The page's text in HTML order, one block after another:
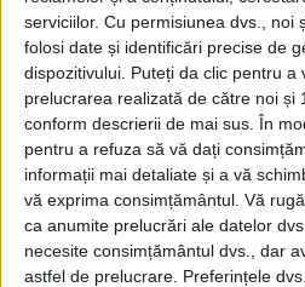
serviciilor. Cu permisiunea dvs., noi
folosi date și identificări precise de
dispozitivului. Puteți da clic pentru a
prelucrarea realizată de către noi și
conform descrierii de mai sus. În
pentru a refuza să vă dați
informații mai detaliate și a vă
vă exprima consimțământul. Vă
ca anumite prelucrări ale datelor
necesite consimțământul dvs., dar
astfel de prelucrare. Preferințele
solare şi fotovoltaice pentru
de energie şi apă caldă din
anvelopa clădirii va fi foarte
uşi şi geamuri izolante.
spus: „Aceste creşe vor
fenomenului de efect de seră,
sisteme inteligente, digitale
acestor resurse, şi, în acest
mici”.